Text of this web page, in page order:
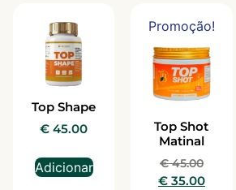
Top Shape
€ 45.00
Adicionar
Promoção!
Top Shot
Matinal
€45.00
€35.00